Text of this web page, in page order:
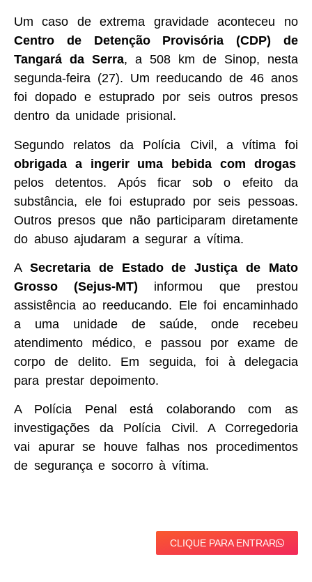
Um caso de extrema gravidade aconteceu no
Centro de Detenção Provisória (CDP) de
Tangará da Serra, a 508 km de Sinop, nesta
segunda-feira (27). Um reeducando de 46 anos
foi dopado e estuprado por seis outros presos
dentro da unidade prisional.
Segundo relatos da Polícia Civil, a vítima foi
obrigada a ingerir uma bebida com drogas
pelos detentos. Após ficar sob o efeito da
substância, ele foi estuprado por seis pessoas.
Outros presos que não participaram diretamente
do abuso ajudaram a segurar a vítima.
A Secretaria de Estado de Justiça de Mato
Grosso (Sejus-MT) informou que prestou
assistência ao reeducando. Ele foi encaminhado
a uma unidade de saúde, onde recebeu
atendimento médico, e passou por exame de
corpo de delito. Em seguida, foi à delegacia
para prestar depoimento.
A Polícia Penal está colaborando com as
investigações da Polícia Civil. A Corregedoria
vai apurar se houve falhas nos procedimentos
de segurança e socorro à vítima.
CLIQUE PARA ENTRAR